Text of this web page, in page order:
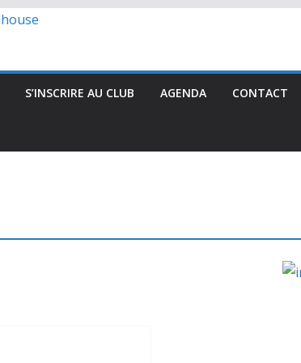
S’INSCRIRE AU CLUB AGENDA CONTACT